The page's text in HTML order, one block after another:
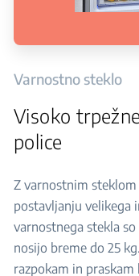
Varnostno steklo
Visoko
police
Z varnostnim
postavljanju velikega
varnostnega stekla
nosijo breme do 25
razpokam in